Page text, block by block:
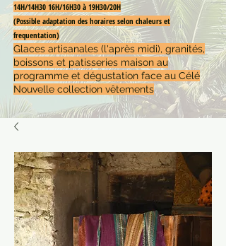
14H/14H30 16H/16H30 à 19H30/20H
(Possible adaptation des horaires selon chaleurs et
frequentation)
Glaces artisanales (l'après midi), granités,
boissons et patisseries maison au
programme et dégustation face au Célé
Nouvelle collection vêtements